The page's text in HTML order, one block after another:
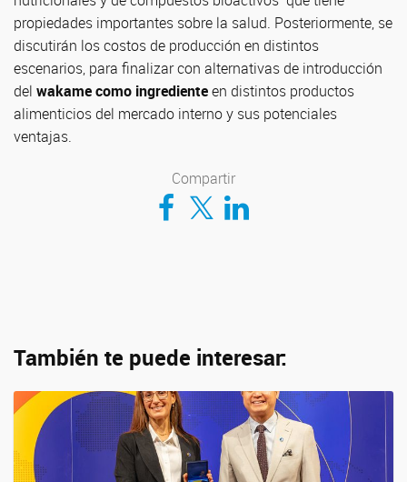
propiedades importantes sobre la salud. Posteriormente, se
discutirán los costos de producción en distintos
escenarios, para finalizar con alternativas de introducción
del wakame como ingredienteen distintos productos
alimenticios del mercado interno y sus potenciales
ventajas.
Compartir
Compartir en Facebook
Compartir en TwitterCompartir en LinkedIn
También te puede interesar: